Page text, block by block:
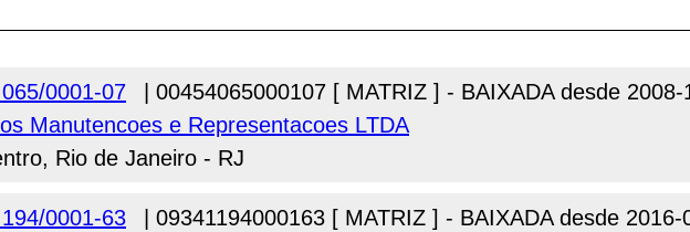
0001-07
| 00454065000107 [ MATRIZ ] - BAIXADA desde 2008-
Manutencoes e Representacoes LTDA
Rio de Janeiro - RJ
0001-63
| 09341194000163 [ MATRIZ ] - BAIXADA desde 2016-